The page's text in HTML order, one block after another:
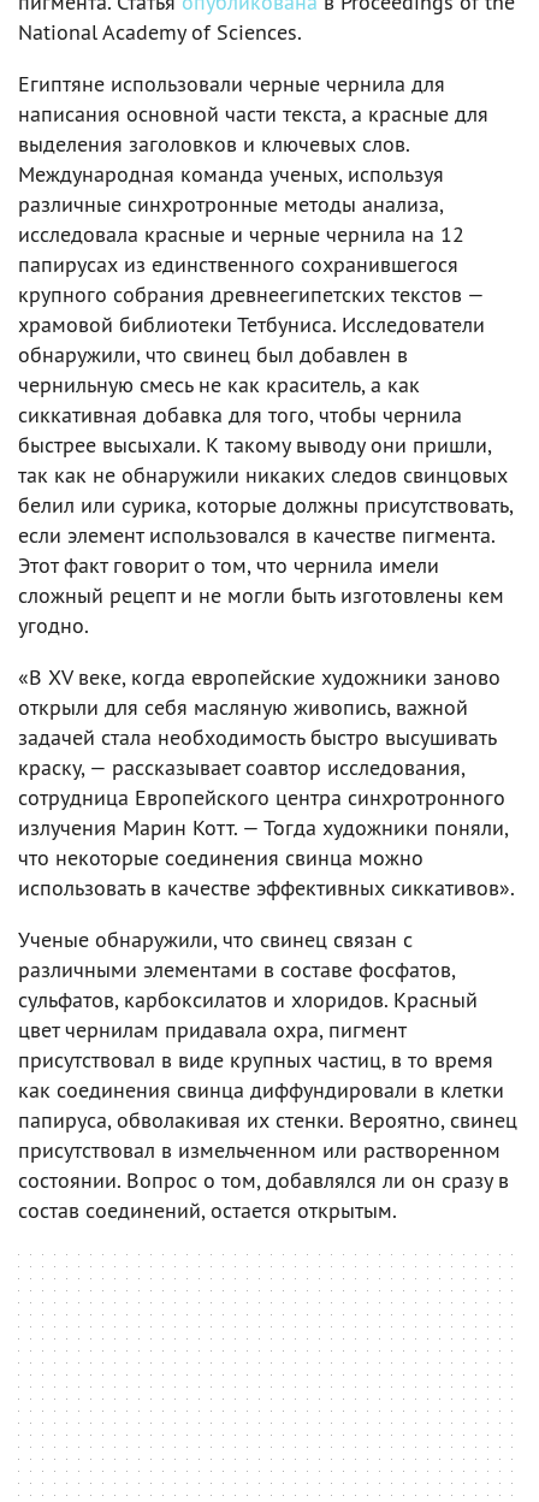
National Academy of Sciences.
Египтяне использовали черные чернила для
написания основной части текста, а красные для
выделения заголовков и ключевых слов.
Международная команда ученых, используя
различные синхротронные методы анализа,
исследовала красные и черные чернила на 12
папирусах из единственного сохранившегося
крупного собрания древнеегипетских текстов —
храмовой библиотеки Тетбуниса. Исследователи
обнаружили, что свинец был добавлен в
чернильную смесь не как краситель, а как
сиккативная добавка для того, чтобы чернила
быстрее высыхали. К такому выводу они пришли,
так как не обнаружили никаких следов свинцовых
белил или сурика, которые должны присутствовать,
если элемент использовался в качестве пигмента.
Этот факт говорит о том, что чернила имели
сложный рецепт и не могли быть изготовлены кем
угодно.
«В XV веке, когда европейские художники заново
открыли для себя масляную живопись, важной
задачей стала необходимость быстро высушивать
краску, — рассказывает соавтор исследования,
сотрудница Европейского центра синхротронного
излучения Марин Котт. — Тогда художники поняли,
что некоторые соединения свинца можно
использовать в качестве эффективных сиккативов».
Ученые обнаружили, что свинец связан с
различными элементами в составе фосфатов,
сульфатов, карбоксилатов и хлоридов. Красный
цвет чернилам придавала охра, пигмент
присутствовал в виде крупных частиц, в то время
как соединения свинца диффундировали в клетки
папируса, обволакивая их стенки. Вероятно, свинец
присутствовал в измельченном или растворенном
состоянии. Вопрос о том, добавлялся ли он сразу в
состав соединений, остается открытым.